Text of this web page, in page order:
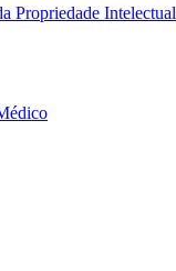
Propriedade Intelectual